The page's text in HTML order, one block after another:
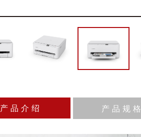
产品介绍 产品规格